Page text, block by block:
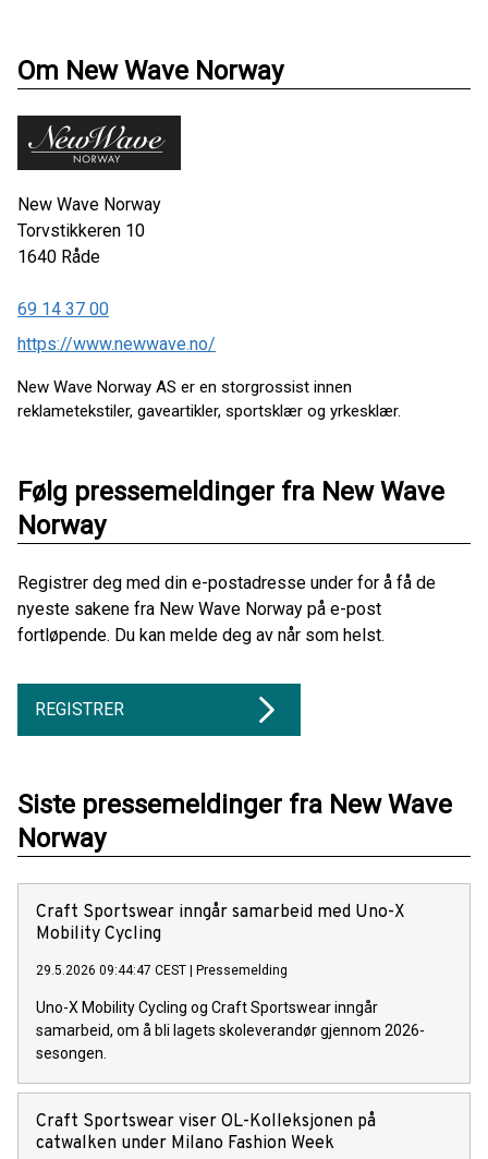
Om New Wave Norway
New Wave Norway
Torvstikkeren 10
1640 Råde
69 14 37 00
https://www.newwave.no/
New Wave Norway AS er en storgrossist innen
reklametekstiler, gaveartikler, sportsklær og yrkesklær.
Følg pressemeldinger fra New Wave
Norway
Registrer deg med din e-postadresse under for å få de
nyeste sakene fra New Wave Norway på e-post
fortløpende. Du kan melde deg av når som helst.
REGISTRER
Siste pressemeldinger fra New Wave
Norway
Craft Sportswear inngår samarbeid med Uno-X
Mobility Cycling
29.5.2026 09:44:47 CEST | Pressemelding
Uno-X Mobility Cycling og Craft Sportswear inngår
samarbeid, om å bli lagets skoleverandør gjennom 2026-
sesongen.
Craft Sportswear viser OL-Kolleksjonen på
catwalken under Milano Fashion Week